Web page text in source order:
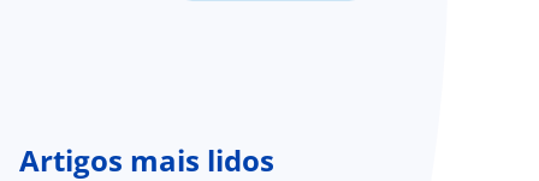
Artigos mais lidos